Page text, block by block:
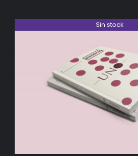
Sin stock
DETALLES